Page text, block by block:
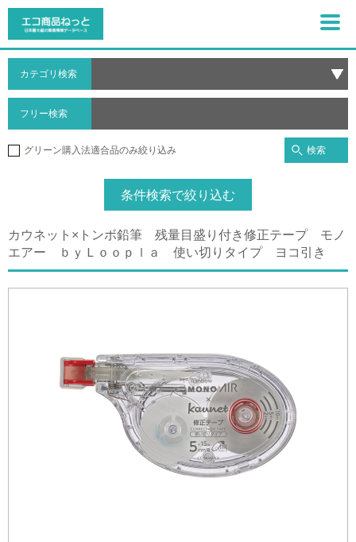
カテゴリ検索
フリー検索
グリーン購入法適合品のみ絞り込み 検索
条件検索で絞り込む
カウネット×トンボ鉛筆 残量目盛り付き修正テープ モノ
エアー ｂｙＬｏｏｐｌａ 使い切りタイプ ヨコ引き